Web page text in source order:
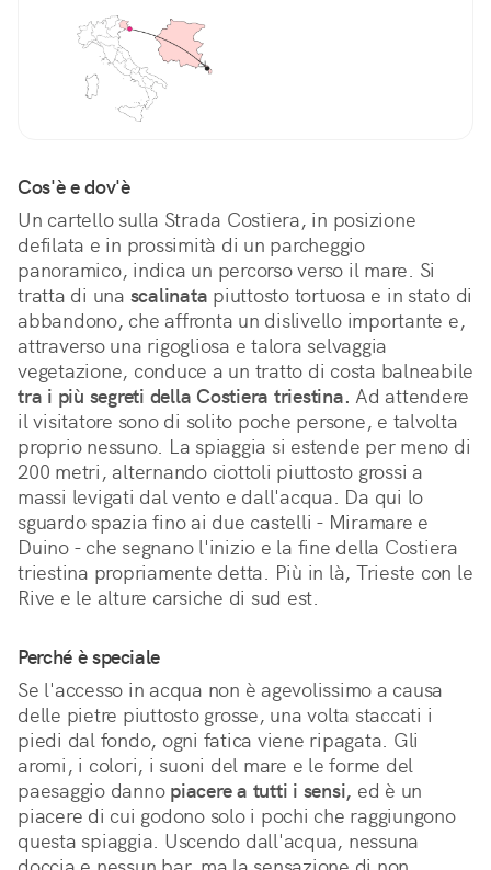
Cos'è e dov'è
Un cartello sulla Strada Costiera, in posizione
defilata e in prossimità di un parcheggio
panoramico, indica un percorso verso il mare. Si
tratta di una scalinata piuttosto tortuosa e in stato di
abbandono, che affronta un dislivello importante e,
attraverso una rigogliosa e talora selvaggia
tra i più segreti della Costiera triestina. Ad attendere
il visitatore sono di solito poche persone, e talvolta
proprio nessuno. La spiaggia si estende per meno di
200 metri, alternando ciottoli piuttosto grossi a
massi levigati dal vento e dall'acqua. Da qui lo
sguardo spazia fino ai due castelli - Miramare e
Duino - che segnano l'inizio e la fine della Costiera
triestina propriamente detta. Più in là, Trieste con le
Rive e le alture carsiche di sud est.
Perché è speciale
Se l'accesso in acqua non è agevolissimo a causa
delle pietre piuttosto grosse, una volta staccati i
piedi dal fondo, ogni fatica viene ripagata. Gli
aromi, i colori, i suoni del mare e le forme del
paesaggio danno piacere a tutti i sensi, ed è un
piacere di cui godono solo i pochi che raggiungono
questa spiaggia. Uscendo dall'acqua, nessuna